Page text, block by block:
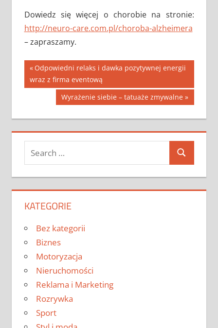
Dowiedz się więcej o chorobie na stronie:
http://neuro-care.com.pl/choroba-alzheimera
– zapraszamy.
Nawigacja
wpisu
Previous
Post:
Odpowiedni relaks i dawka pozytywnej energii
wraz z firma eventową
Next
Post:
Wyrażenie siebie – tatuaże zmywalne
Search
for:
Search
KATEGORIE
Bez kategorii
Biznes
Motoryzacja
Nieruchomości
Reklama i Marketing
Rozrywka
Sport